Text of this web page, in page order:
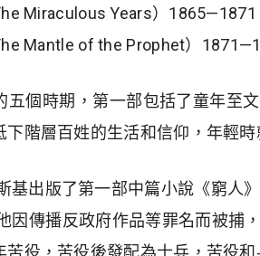
Miraculous Years）1865—1871
Mantle of the Prophet）
五個時期，第一部包括了童年至
階層百姓的生活和信仰，年輕
基出版了第一部中篇小說《窮人
因傳播反政府作品等罪名而被捕
苦役，苦役後發配為士兵，苦役